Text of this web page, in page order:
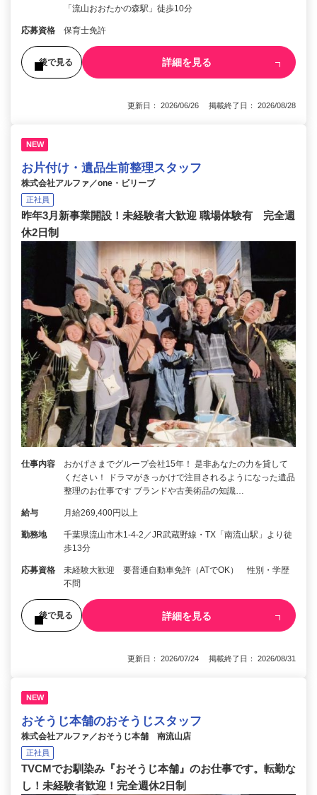
「流山おおたかの森駅」徒歩10分
応募資格 保育士免許
後で見る 詳細を見る
更新日： 2026/06/26 掲載終了日： 2026/08/28
NEW
お片付け・遺品生前整理スタッフ
株式会社アルファ／one・ビリーブ
正社員
昨年3月新事業開設！未経験者大歓迎 職場体験有 完全週
休2日制
仕事内容
おかげさまでグループ会社15年！ 是非あなたの力を貸して
ください！ ドラマがきっかけで注目されるようになった遺品
整理のお仕事です ブランドや古美術品の知識…
給与 月給269,400円以上
勤務地
千葉県流山市木1-4-2／JR武蔵野線・TX「南流山駅」より徒
歩13分
応募資格
未経験大歓迎 要普通自動車免許（ATでOK） 性別・学歴
不問
後で見る 詳細を見る
更新日： 2026/07/24 掲載終了日： 2026/08/31
NEW
おそうじ本舗のおそうじスタッフ
株式会社アルファ／おそうじ本舗 南流山店
正社員
TVCMでお馴染み『おそうじ本舗』のお仕事です。転勤な
し！未経験者歓迎！完全週休2日制